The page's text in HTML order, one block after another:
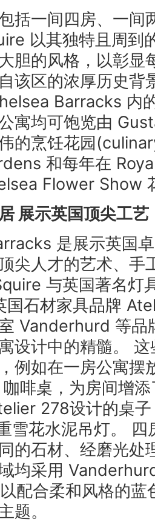
一间四房、一间
以其独特且周到
胆的风格，以彰显
该区的浓厚历史背
Barracks 内
寓均可饱览由
的烹饪花园
和每年在
Flower Show
展示英国顶尖工艺
是展示英国卓
尖人才的艺术、手
与英国著名灯
国石材家具品牌
Vanderhurd 等品
设计中的精髓。
例如在一房公寓摆
啡桌，为房间增
278设计的桌
雪花水泥吊灯。 四
的石材、经磨光处
均采用
配合柔和风格的蓝
题。